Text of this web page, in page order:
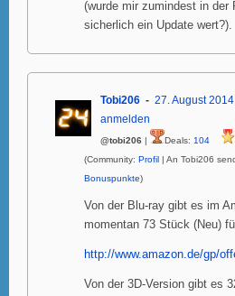
(wurde mir zumindest in der
sicherlich ein Update wert?).
Tobi206 27. August
anmelden
@tobi206 | Deals: 104
(Community: Profil | An Tobi206
Bonuspunkte)
Von der Blu-ray gibt es im
momentan 73 Stück (Neu)
http://www.amazon.de/gp/
Von der 3D-Version gibt es